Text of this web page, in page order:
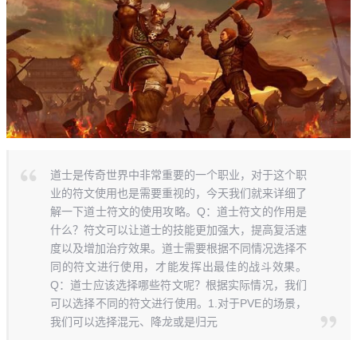
道士是传奇世界中非常重要的一个职业，对于这个职
业的符文使用也是需要重视的，今天我们就来详细了
解一下道士符文的使用攻略。Q：道士符文的作用是
什么？符文可以让道士的技能更加强大，提高复活速
度以及增加治疗效果。道士需要根据不同情况选择不
同的符文进行使用，才能发挥出最佳的战斗效果。
Q：道士应该选择哪些符文呢？根据实际情况，我们
可以选择不同的符文进行使用。1.对于PVE的场景，
我们可以选择混元、降龙或是归元